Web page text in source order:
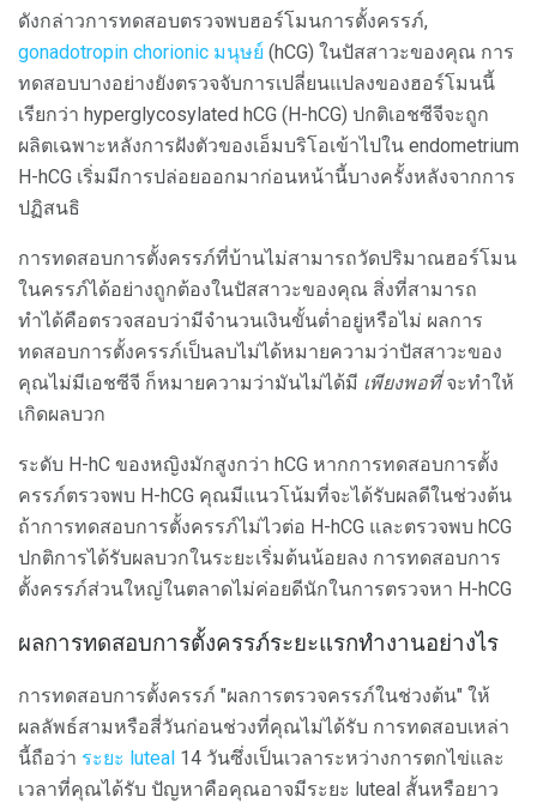
ดังกล่าวการทดสอบตรวจพบฮอร์โมนการตั้งครรภ์,
gonadotropin chorionic มนุษย์ (hCG) ในปัสสาวะของคุณ การ
ทดสอบบางอย่างยังตรวจจับการเปลี่ยนแปลงของฮอร์โมนนี้
เรียกว่า hyperglycosylated hCG (H-hCG) ปกติเอชซีจีจะถูก
ผลิตเฉพาะหลังการฝังตัวของเอ็มบริโอเข้าไปใน endometrium
H-hCG เริ่มมีการปล่อยออกมาก่อนหน้านี้บางครั้งหลังจากการ
ปฏิสนธิ
การทดสอบการตั้งครรภ์ที่บ้านไม่สามารถวัดปริมาณฮอร์โมน
ในครรภ์ได้อย่างถูกต้องในปัสสาวะของคุณ สิ่งที่สามารถ
ทำได้คือตรวจสอบว่ามีจำนวนเงินขั้นต่ำอยู่หรือไม่ ผลการ
ทดสอบการตั้งครรภ์เป็นลบไม่ได้หมายความว่าปัสสาวะของ
คุณไม่มีเอชซีจี ก็หมายความว่ามันไม่ได้มี เพียงพอที่จะทำให้
เกิดผลบวก
ระดับ H-hC ของหญิงมักสูงกว่า hCG หากการทดสอบการตั้ง
ครรภ์ตรวจพบ H-hCG คุณมีแนวโน้มที่จะได้รับผลดีในช่วงต้น
ถ้าการทดสอบการตั้งครรภ์ไม่ไวต่อ H-hCG และตรวจพบ hCG
ปกติการได้รับผลบวกในระยะเริ่มต้นน้อยลง การทดสอบการ
ตั้งครรภ์ส่วนใหญ่ในตลาดไม่ค่อยดีนักในการตรวจหา H-hCG
ผลการทดสอบการตั้งครรภ์ระยะแรกทำงานอย่างไร
การทดสอบการตั้งครรภ์ "ผลการตรวจครรภ์ในช่วงต้น" ให้
ผลลัพธ์สามหรือสี่วันก่อนช่วงที่คุณไม่ได้รับ การทดสอบเหล่า
นี้ถือว่า ระยะ luteal 14 วันซึ่งเป็นเวลาระหว่างการตกไข่และ
เวลาที่คุณได้รับ ปัญหาคือคุณอาจมีระยะ luteal สั้นหรือยาว